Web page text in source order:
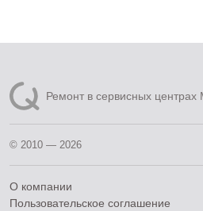
Ремонт в сервисных центрах
© 2010 — 2026
О компании
Пользовательское соглашение